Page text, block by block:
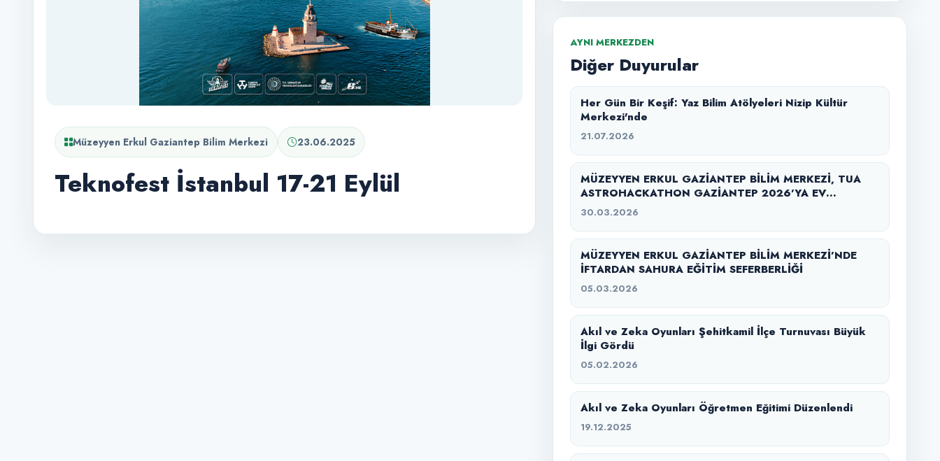
Müzeyyen Erkul Gaziantep Bilim Merkezi 23.06.2025
Teknofest İstanbul 17-21 Eylül
AYNI MERKEZDEN
Diğer Duyurular
Her Gün Bir Keşif: Yaz Bilim Atölyeleri Nizip Kültür
Merkezi'nde
21.07.2026
MÜZEYYEN ERKUL GAZİANTEP BİLİM MERKEZİ, TUA
ASTROHACKATHON GAZİANTEP 2026’YA EV
SAHİPLİĞİ YAPTI
30.03.2026
MÜZEYYEN ERKUL GAZİANTEP BİLİM MERKEZİ’NDE
İFTARDAN SAHURA EĞİTİM SEFERBERLİĞİ
05.03.2026
Akıl ve Zeka Oyunları Şehitkamil İlçe Turnuvası Büyük
İlgi Gördü
05.02.2026
Akıl ve Zeka Oyunları Öğretmen Eğitimi Düzenlendi
19.12.2025